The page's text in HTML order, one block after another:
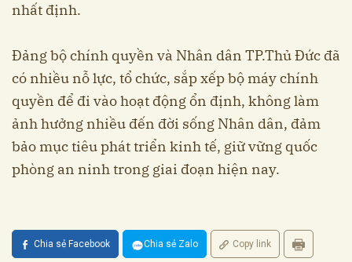
nhất định.
Đảng bộ chính quyền và Nhân dân TP.Thủ Đức đã
có nhiều nỗ lực, tổ chức, sắp xếp bộ máy chính
quyền để đi vào hoạt động ổn định, không làm
ảnh hưởng nhiều đến đời sống Nhân dân, đảm
bảo mục tiêu phát triển kinh tế, giữ vững quốc
phòng an ninh trong giai đoạn hiện nay.
Chia sẻ Facebook Chia sẻ Zalo Copy link